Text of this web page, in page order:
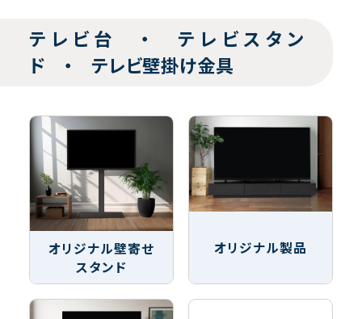
テレビ台 ・ テレビスタン
ド ・ テレビ壁掛け金具
オリジナル壁寄せ
スタンド
オリジナル製品